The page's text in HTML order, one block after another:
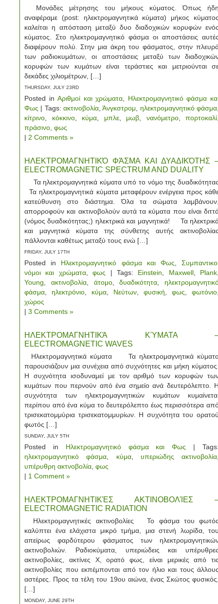
Μονάδες μέτρησης του μήκους κύματος. Όπως
αναφέραμε (post: ηλεκτρομαγνητικά κύματα) μήκος
καλείται η απόσταση μεταξύ δυο διαδοχικών κορυφών
κύματος. Στο ηλεκτρομαγνητικό φάσμα οι αποστάσεις
διαφέρουν πολύ. Στην μια άκρη του φάσματος, στην
των ραδιοκυμάτων, οι αποστάσεις μεταξύ των
κορυφών των κυμάτων είναι τεράστιες και μετριούνται
δεκάδες χιλιομέτρων, […]
THURSDAY, JULY 23RD
Posted inΑριθμοί και χρώματα
Ηλεκτρομαγνητικό φάσμα
Φως | Tags: ακτινοβολία ,Άνγκστρομ ηλεκτρομαγνητικό φάσμα
κίτρινο
κόκκινο, κύμα μπλε, μωβ νανόμετρο, πορτοκαλί
πράσινο φως
| 2 Comments »
ΗΛΕΚΤΡΟΜΑΓΝΗΤΙΚΌ ΦΆΣΜΑ ΚΑΙ ΔΥΑΔΙΚΌΤΗΣ
ELECTROMAGNETIC SPECTRUM AND DUALITY
Τα ηλεκτρομαγνητικά κύματα υπό το νόμο της
Τα ηλεκτρομαγνητικά κύματα μεταφέρουν ενέργεια προς
κατεύθυνση στο διάστημα. Όλα τα σώματα
απορροφούν και ακτινοβολούν αυτά τα κύματα που είναι
(νόμος δυαδικότητας;) ηλεκτρικά και μαγνητικά! Τα
και μαγνητικά κύματα της σύνθετης αυτής
πάλλονται καθέτως μεταξύ τους ενώ […]
FRIDAY, JULY 17TH
Posted in Ηλεκτρομαγνητικό φάσμα και Φως ,
νόμοι και χρώματα,φως | Tags: Einstein Maxwell, Plank
Young
ακτινοβολία, άτομο,δυαδικότητα
φάσμα
ηλεκτρόνιο κύμα Νεύτων φυσική φως φωτόνιο
χώρος
| 3 Comments »
ΗΛΕΚΤΡΟΜΑΓΝΗΤΙΚΆ ΚΎΜΑΤΑ
ELECTROMAGNETIC WAVES
Ηλεκτρομαγνητικά κύματα Τα ηλεκτρομαγνητικά
παρουσιάζουν μια συνέχεια από συχνότητες και μήκη
Η συχνότητα ισοδυναμεί με τον αριθμό των κορυφών
κυμάτων που περνούν από ένα σημείο ανά δευτερόλεπτο.
συχνότητα των ηλεκτρομαγνητικών κυμάτων
περίπου από ένα κύμα το δευτερόλεπτο έως περισσότερα
τρισεκατομμύρια τρισεκατομμυρίων. Η συχνότητα του
φωτός […]
SUNDAY, JULY 5TH
Posted in Ηλεκτρομαγνητικό φάσμα και Φως |
ηλεκτρομαγνητικό φάσμα
κύμα, υπεριώδης ακτινοβολία
υπέρυθρη ακτνοβολία φως
| 1 Comment »
ΗΛΕΚΤΡΟΜΑΓΝΗΤΙΚΈΣ ΑΚΤΙΝΟΒΟΛΊΕΣ
ELECTROMAGNETIC RADIATION
Ηλεκτρομαγνητικές ακτινοβολίες Το φάσμα του
καλύπτει ένα ελάχιστα μικρό τμήμα, μια στενή λωρίδα,
απείρως φαρδύτερου φάσματος των
ακτινοβολιών. Ραδιοκύματα, υπεριώδεις και
ακτινοβολίες, ακτίνες Χ, ορατό φως, είναι μερικές από
ακτινοβολίες που εκπέμπονται από τον ήλιο και τους
αστέρες. Προς τα τέλη του 19ου αιώνα, ένας Σκώτος
[…]
MONDAY, JUNE 29TH